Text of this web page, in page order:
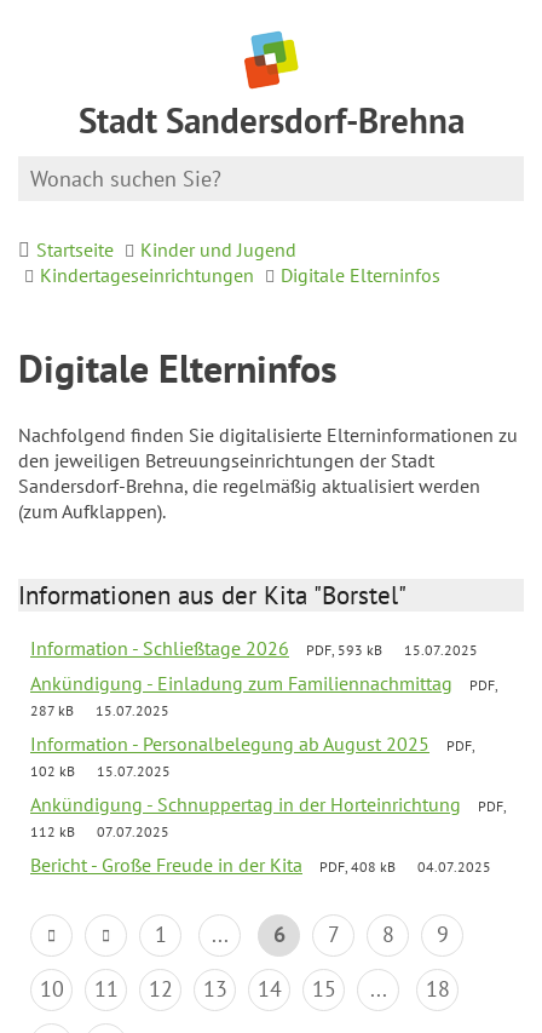
Stadt Sandersdorf-Brehna
Startseite
Kinder und Jugend
Kindertageseinrichtungen
Digitale Elterninfos
Digitale Elterninfos
Nachfolgend finden Sie digitalisierte Elterninformationen zu
den jeweiligen Betreuungseinrichtungen der Stadt
Sandersdorf-Brehna, die regelmäßig aktualisiert werden
(zum Aufklappen).
Informationen aus der Kita "Borstel"
Information - Schließtage 2026 PDF, 593 kB 15.07.2025
Ankündigung - Einladung zum Familiennachmittag
PDF,
287 kB
15.07.2025
Information - Personalbelegung ab August 2025
PDF,
102 kB
15.07.2025
Ankündigung - Schnuppertag in der Horteinrichtung
PDF,
112 kB
07.07.2025
Bericht - Große Freude in der Kita PDF, 408 kB 04.07.2025
1 ... 6 7 8
9
10
11 12 13 14 15 ... 18